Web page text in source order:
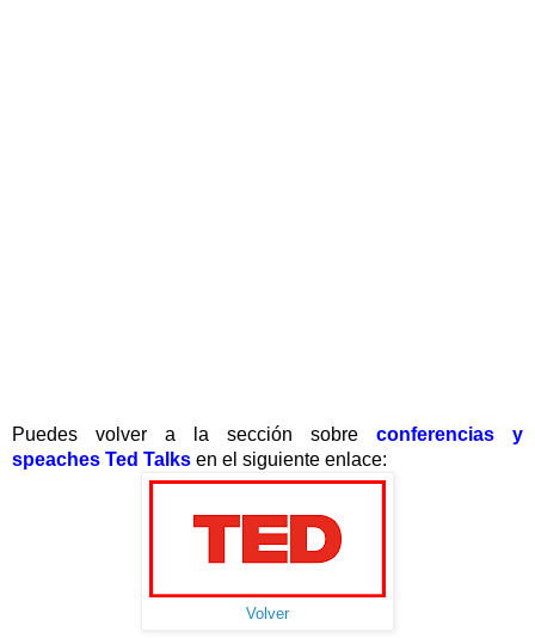
Puedes volver a la sección sobre conferencias y
speaches Ted Talks en el siguiente enlace:
Volver